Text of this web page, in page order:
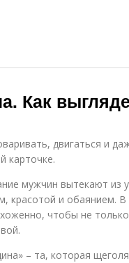
Как
двигаться и
карточке.
мужчин вытекают из
красотой и обаянием.
чтобы не только
– та, которая